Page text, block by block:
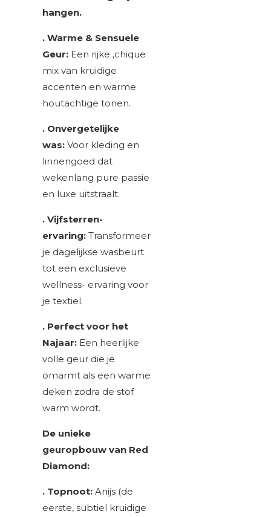
hangen.
. Warme & Sensuele
Geur: Een rijke ,chique
mix van kruidige
accenten en warme
houtachtige tonen.
. Onvergetelijke
was: Voor kleding en
linnengoed dat
wekenlang pure passie
en luxe uitstraalt.
. Vijfsterren-
ervaring: Transformeer
je dagelijkse wasbeurt
tot een exclusieve
wellness- ervaring voor
je textiel.
. Perfect voor het
Najaar: Een heerlijke
volle geur die je
omarmt als een warme
deken zodra de stof
warm wordt.
De unieke
geuropbouw van Red
Diamond:
. Topnoot: Anijs (de
eerste, subtiel kruidige